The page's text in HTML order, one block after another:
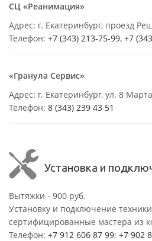
СЦ «Реанимация»
Адрес: г. Екатеринбург, проезд
Телефон: +7 (343) 213-75-99, +7
«Гранула Сервис»
Адрес: г. Екатеринбург, ул. 8
Телефон: 8 (343) 239 43 51
Установка и
Вытяжки - 900 руб.
Установку и подключение
сертифицированные мастера из
Телефон: +7 912 606 87 99; +7 902